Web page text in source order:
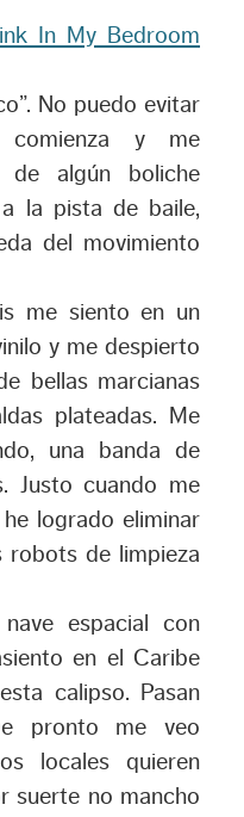
In My Bedroom
No puedo evitar
y me
algún boliche
la pista de baile,
del movimiento
me siento en un
y me despierto
bellas marcianas
plateadas. Me
una banda de
Justo cuando me
logrado eliminar
robots de limpieza
espacial con
en el Caribe
calipso. Pasan
pronto me veo
locales quieren
suerte no mancho